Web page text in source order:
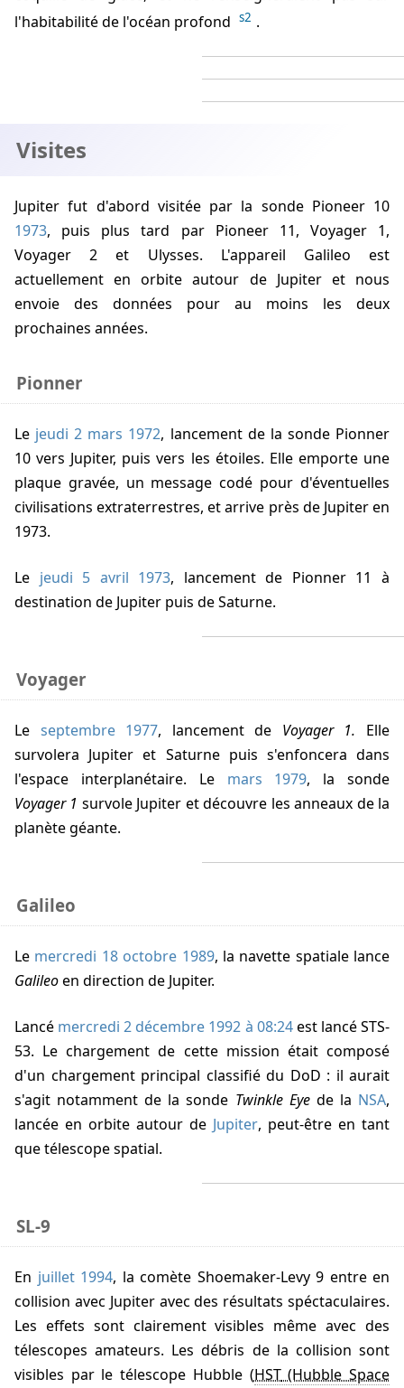
l'habitabilité de l'océan profond s2 .
Visites
Jupiter fut d'abord visitée par la sonde Pioneer 10
1973, puis plus tard par Pioneer 11, Voyager 1,
Voyager 2 et Ulysses. L'appareil Galileo est
actuellement en orbite autour de Jupiter et nous
envoie des données pour au moins les deux
prochaines années.
Pionner
Le jeudi 2 mars 1972, lancement de la sonde Pionner
10 vers Jupiter, puis vers les étoiles. Elle emporte une
plaque gravée, un message codé pour d'éventuelles
civilisations extraterrestres, et arrive près de Jupiter en
1973.
Le jeudi 5 avril 1973, lancement de Pionner 11 à
destination de Jupiter puis de Saturne.
Voyager
Le septembre 1977, lancement de Voyager 1. Elle
survolera Jupiter et Saturne puis s'enfoncera dans
l'espace interplanétaire. Le mars 1979, la sonde
Voyager 1 survole Jupiter et découvre les anneaux de la
planète géante.
Galileo
Le mercredi 18 octobre 1989, la navette spatiale lance
Galileoen direction de Jupiter.
Lancé mercredi 2 décembre 1992 à 08:24est lancé STS-
53. Le chargement de cette mission était composé
d'un chargement principal classifié du DoD : il aurait
s'agit notamment de la sonde Twinkle Eyede la NSA,
lancée en orbite autour de Jupiter, peut-être en tant
que télescope spatial.
SL-9
En juillet 1994, la comète Shoemaker-Levy 9 entre en
collision avec Jupiter avec des résultats spéctaculaires.
Les effets sont clairement visibles même avec des
télescopes amateurs. Les débris de la collision sont
visibles par le télescope Hubble (HST